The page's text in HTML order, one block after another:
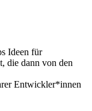
Ideen für
die dann von den
Entwickler*innen